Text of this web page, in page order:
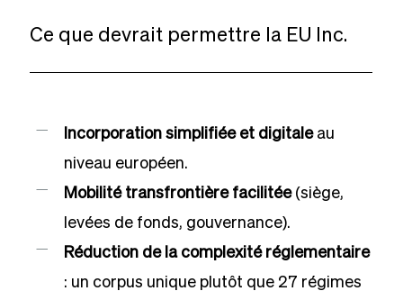
Ce que devrait permettre la EU Inc.
Incorporation simplifiée et digitaleau
niveau européen.
Mobilité transfrontière facilitée(siège,
levées de fonds, gouvernance).
Réduction de la complexité réglementaire
: un corpus unique plutôt que 27 régimes